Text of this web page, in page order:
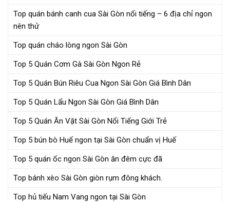
Top quán bánh canh cua Sài Gòn nổi tiếng – 6 địa chỉ ngon
nên thử
Top quán cháo lòng ngon Sài Gòn
Top 5 Quán Cơm Gà Sài Gòn Ngon Rẻ
Top 5 Quán Bún Riêu Cua Ngon Sài Gòn Giá Bình Dân
Top 5 Quán Lẩu Ngon Sài Gòn Giá Bình Dân
Top 5 Quán Ăn Vặt Sài Gòn Nổi Tiếng Giới Trẻ
Top 5 bún bò Huế ngon tại Sài Gòn chuẩn vị Huế
Top 5 quán ốc ngon Sài Gòn ăn đêm cực đã
Top bánh xèo Sài Gòn giòn rụm đông khách.
Top hủ tiếu Nam Vang ngon tại Sài Gòn